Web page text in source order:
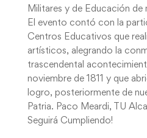
Militares y de Educación
El evento contó con la
Centros Educativos que
artísticos, alegrando la
trascendental
noviembre de 1811 y que
logro, posteriormente de
Patria. Paco Meardi, TU
Seguirá Cumpliendo!